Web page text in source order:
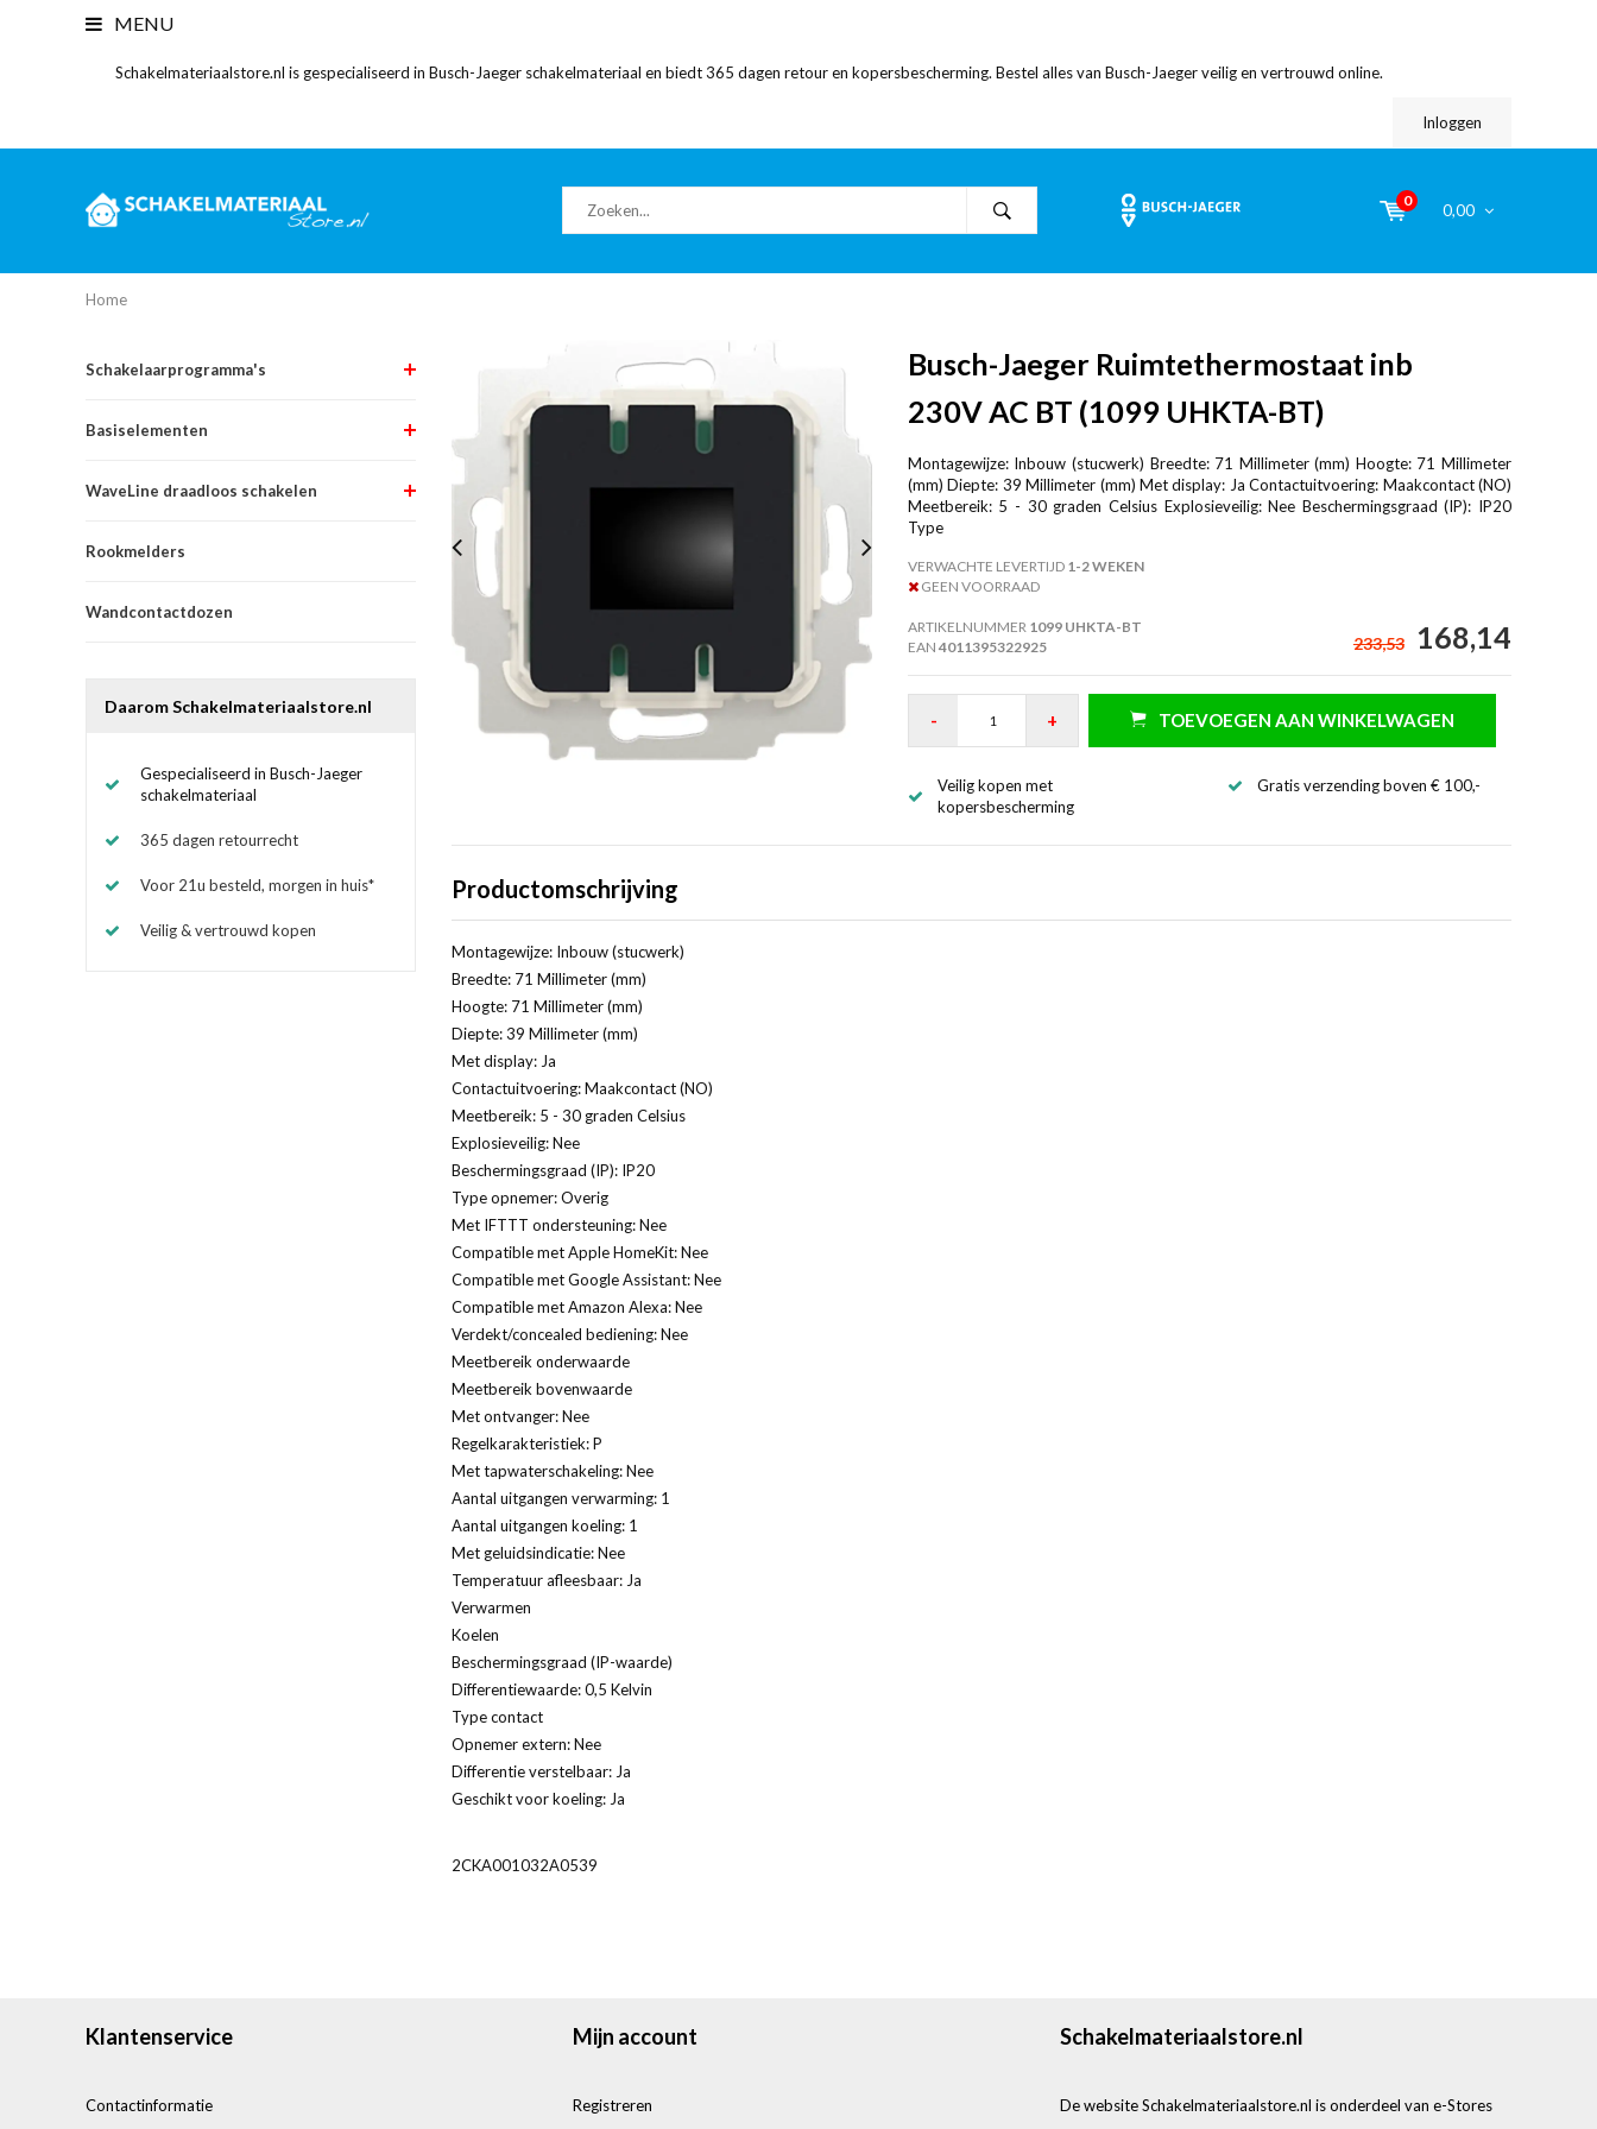
MENU
Schakelmateriaalstore.nl is gespecialiseerd in Busch-Jaeger schakelmateriaal en biedt 365 dagen retour en kopersbescherming. Bestel alles van Busch-Jaeger veilig en vertrouwd online.
Inloggen
0
0,00
Home
Schakelaarprogramma's
Basiselementen
WaveLine draadloos schakelen
Rookmelders
Wandcontactdozen
Daarom Schakelmateriaalstore.nl
Gespecialiseerd in Busch-Jaeger
schakelmateriaal
365 dagen retourrecht
Voor 21u besteld, morgen in huis*
Veilig & vertrouwd kopen
Busch-Jaeger Ruimtethermostaat inb
230V AC BT (1099 UHKTA-BT)
Montagewijze: Inbouw (stucwerk) Breedte: 71 Millimeter (mm) Hoogte: 71 Millimeter
(mm) Diepte: 39 Millimeter (mm) Met display: Ja Contactuitvoering: Maakcontact (NO)
Meetbereik: 5 - 30 graden Celsius Explosieveilig: Nee Beschermingsgraad (IP): IP20
Type
VERWACHTE LEVERTIJD1-2 WEKEN
GEEN VOORRAAD
ARTIKELNUMMER 1099 UHKTA-BT
EAN 4011395322925 233,53 168,14
- + TOEVOEGEN AAN WINKELWAGEN
Veilig kopen met
kopersbescherming
Gratis verzending boven € 100,-
Productomschrijving
Montagewijze: Inbouw (stucwerk)
Breedte: 71 Millimeter (mm)
Hoogte: 71 Millimeter (mm)
Diepte: 39 Millimeter (mm)
Met display: Ja
Contactuitvoering: Maakcontact (NO)
Meetbereik: 5 - 30 graden Celsius
Explosieveilig: Nee
Beschermingsgraad (IP): IP20
Type opnemer: Overig
Met IFTTT ondersteuning: Nee
Compatible met Apple HomeKit: Nee
Compatible met Google Assistant: Nee
Compatible met Amazon Alexa: Nee
Verdekt/concealed bediening: Nee
Meetbereik onderwaarde
Meetbereik bovenwaarde
Met ontvanger: Nee
Regelkarakteristiek: P
Met tapwaterschakeling: Nee
Aantal uitgangen verwarming: 1
Aantal uitgangen koeling: 1
Met geluidsindicatie: Nee
Temperatuur afleesbaar: Ja
Verwarmen
Koelen
Beschermingsgraad (IP-waarde)
Differentiewaarde: 0,5 Kelvin
Type contact
Opnemer extern: Nee
Differentie verstelbaar: Ja
Geschikt voor koeling: Ja
2CKA001032A0539
Klantenservice
Contactinformatie
Mijn account
Registreren
Schakelmateriaalstore.nl
De website Schakelmateriaalstore.nl is onderdeel van e-Stores